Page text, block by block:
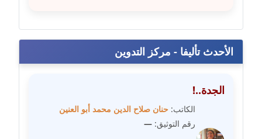
عاملة
مدونة طلبة رضوان
مدونة طه ابوزيد
عاملة
الأحدث تأليفا - مركز التدوين
الجدة..!
الكاتب: حنان صلاح الدين محمد أبو العنين
رقم التوثيق: —